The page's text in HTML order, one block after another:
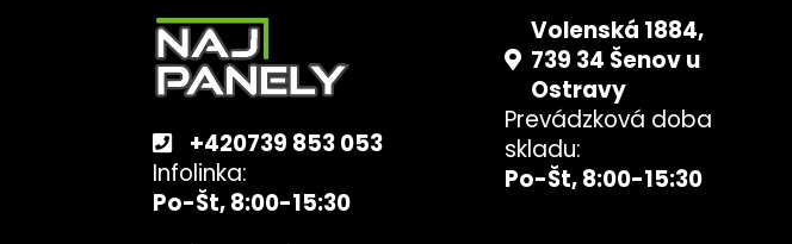
+420739 853 053
Infolinka:
Po-Št, 8:00-15:30
Volenská 1884,
739 34 Šenov u
Ostravy
Prevádzková doba
skladu:
Po-Št, 8:00-15:30